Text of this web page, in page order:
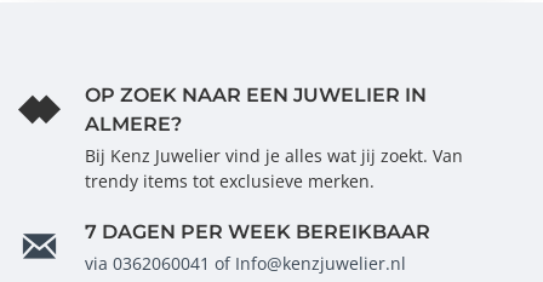
OP ZOEK NAAR EEN JUWELIER IN
ALMERE?
Bij Kenz Juwelier vind je alles wat jij zoekt. Van
trendy items tot exclusieve merken.
7 DAGEN PER WEEK BEREIKBAAR
via 0362060041 of Info@kenzjuwelier.nl